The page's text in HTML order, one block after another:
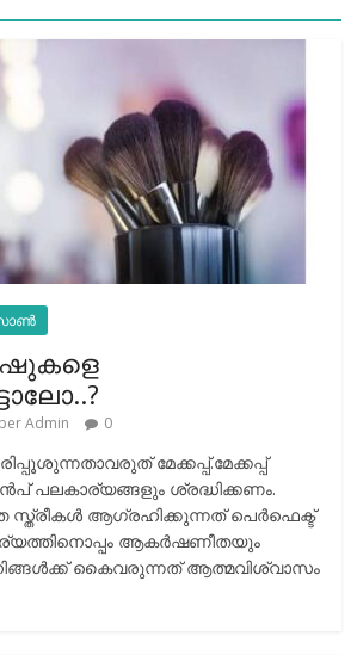
Admin 0
മേക്കപ്പ്.മേക്കപ്പ്
പലകാര്യങ്ങളും ശ്രദ്ധിക്കണം.
സ്ത്രീകള്‍ ആഗ്രഹിക്കുന്നത് പെര്‍ഫെക്ട്
ആകര്‍ഷണീതയും
കൈവരുന്നത് ആത്മവിശ്വാസം